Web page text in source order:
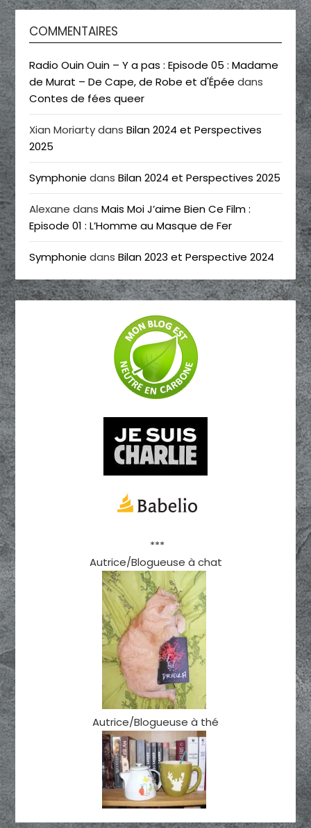
COMMENTAIRES
Radio Ouin Ouin – Y a pas : Episode 05 : Madame
de Murat – De Cape, de Robe et d'Épée dans
Contes de fées queer
Xian MoriartydansBilan 2024 et Perspectives
2025
Symphonie dansBilan 2024 et Perspectives 2025
Alexane dansMais Moi J’aime Bien Ce Film :
Episode 01 : L’Homme au Masque de Fer
Symphonie dansBilan 2023 et Perspective 2024
***
Autrice/Blogueuse à chat
Autrice/Blogueuse à thé